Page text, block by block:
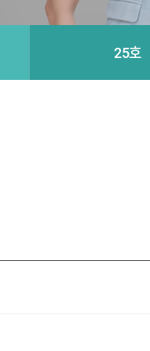
25호